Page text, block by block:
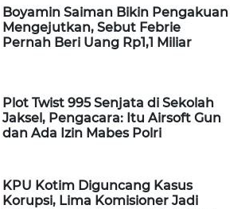
Boyamin Saiman Bikin Pengakuan
Mengejutkan, Sebut Febrie
Pernah Beri Uang Rp1,1 Miliar
Plot Twist 995 Senjata di Sekolah
Jaksel, Pengacara: Itu Airsoft Gun
dan Ada Izin Mabes Polri
KPU Kotim Diguncang Kasus
Korupsi, Lima Komisioner Jadi